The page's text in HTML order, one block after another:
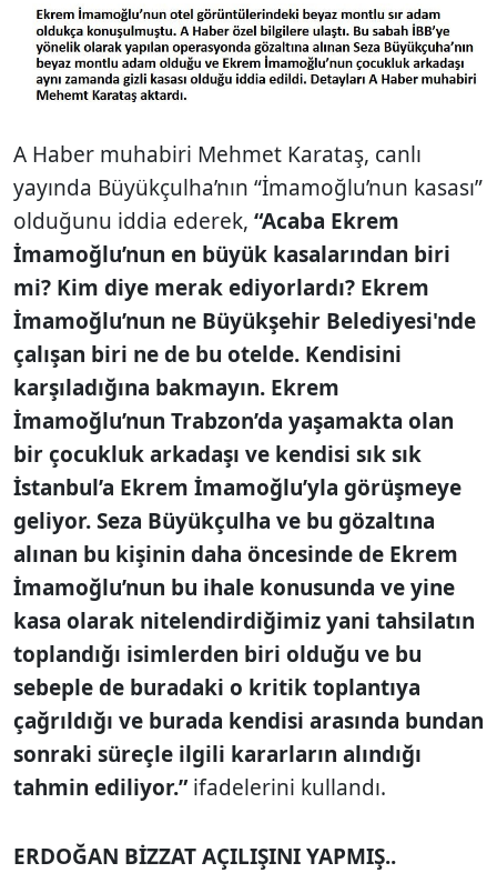
A Haber muhabiri Mehmet Karataş, canlı
yayında Büyükçulha’nın “İmamoğlu’nun kasası”
olduğunu iddia ederek, “Acaba Ekrem
İmamoğlu’nun en büyük kasalarından biri
mi? Kim diye merak ediyorlardı? Ekrem
İmamoğlu’nun ne Büyükşehir Belediyesi'nde
çalışan biri ne de bu otelde. Kendisini
karşıladığına bakmayın. Ekrem
İmamoğlu’nun Trabzon’da yaşamakta olan
bir çocukluk arkadaşı ve kendisi sık sık
İstanbul’a Ekrem İmamoğlu’yla görüşmeye
geliyor. Seza Büyükçulha ve bu gözaltına
alınan bu kişinin daha öncesinde de Ekrem
İmamoğlu’nun bu ihale konusunda ve yine
kasa olarak nitelendirdiğimiz yani tahsilatın
toplandığı isimlerden biri olduğu ve bu
sebeple de buradaki o kritik toplantıya
çağrıldığı ve burada kendisi arasında bundan
sonraki süreçle ilgili kararların alındığı
tahmin ediliyor.”ifadelerini kullandı.
ERDOĞAN BİZZAT AÇILIŞINI YAPMIŞ..